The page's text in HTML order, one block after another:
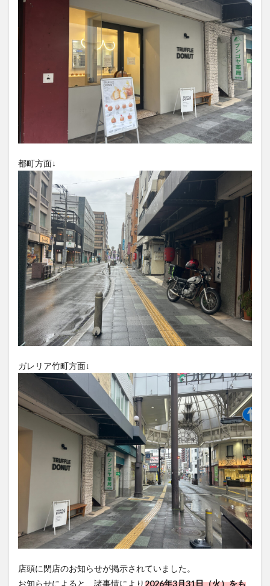
都町方面↓
ガレリア竹町方面↓
店頭に閉店のお知らせが掲示されていました。
お知らせによると、諸事情により2026年3月31日（火）をも
催事 冬 初詣
別府観光 古国府
古物
台湾料理 和定食 和菓子
和食
地獄めぐり 城島高原パーク
壁画
夏祭り
外貨両替機
大分みなと祭り
大分スイーツ
大分ランチ
大分三好ヴァイセアドラー
大分市
大分市美術館
大分県立美術館 大分空港
大分駅
姫島村
子ども服
子育て
宇佐市
屋台
平和市民公園能楽堂
庄内町カフェ
府内 投票 挾間町
新幹線
新店
日出 日出町 日田市
昆虫食
明豊
書店 期間限定 本
杵築市
津久見市
海開き 温泉 湧水
湯布院
滝
漢方 炭火焼き 焼き菓子
犬
玖珠郡
由布市 由布院 甲子園
石仏
磨崖仏
祝祭の広場 神社 祭り
秋
移転
竹田 竹田市 竹田市ディナー
紅葉
芋
花 花火 茶碗蒸し 蕎麦
虹
衆議院選挙
複合公共施設 観光
観光スポット
話題
豊後大野 豊後大野市
豊後高田市
買い物
車 農業文化公園
道の駅
鉄道ジオラマ
閉店 閉院 開店
開店閉店
開店閉店まとめ
開院 韓国
韓国料理
飛行機 飲み物 高崎山 鰻
検索